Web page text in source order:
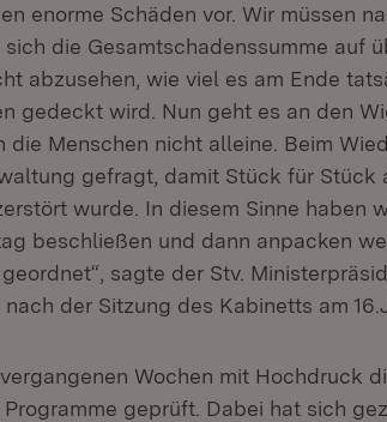
enorme Schäden vor. Wir müssen
die Gesamtschadenssumme auf
abzusehen, wie viel es am Ende
gedeckt wird. Nun geht es an den
die Menschen nicht alleine. Beim
gefragt, damit Stück für Stück
wurde. In diesem Sinne haben
beschließen und dann anpacken
sagte der Stv.
nach der Sitzung des Kabinetts am
Wochen mit Hochdruck
geprüft. Dabei hat sich